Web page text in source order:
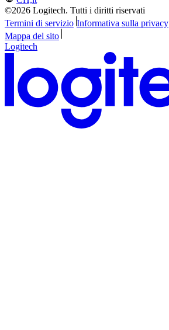
©2026 Logitech. Tutti i diritti riservati
Termini di servizio Informativa sulla privacy
Mappa del sito
Logitech